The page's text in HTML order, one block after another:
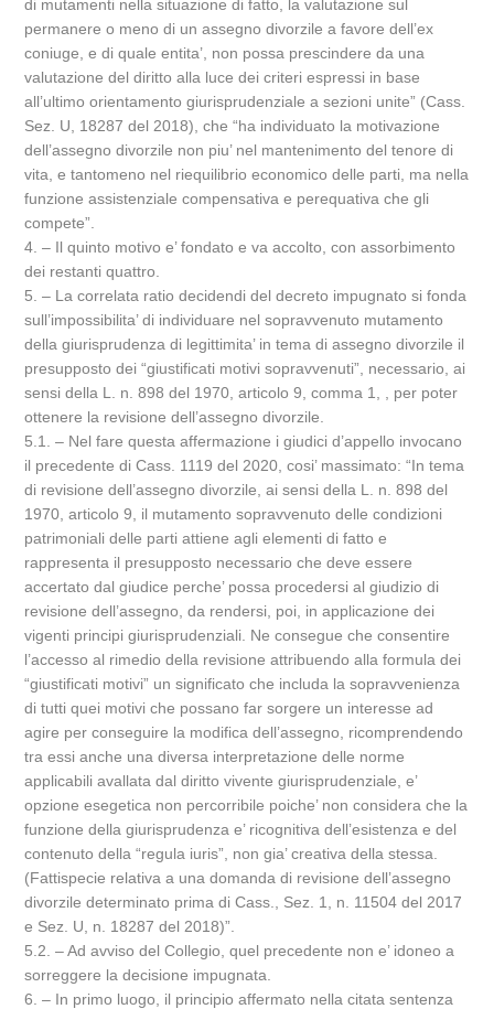
di mutamenti nella situazione di fatto, la valutazione sul
permanere o meno di un assegno divorzile a favore dell’ex
coniuge, e di quale entita’, non possa prescindere da una
valutazione del diritto alla luce dei criteri espressi in base
all’ultimo orientamento giurisprudenziale a sezioni unite” (Cass.
Sez. U, 18287 del 2018), che “ha individuato la motivazione
dell’assegno divorzile non piu’ nel mantenimento del tenore di
vita, e tantomeno nel riequilibrio economico delle parti, ma nella
funzione assistenziale compensativa e perequativa che gli
compete”.
4. – Il quinto motivo e’ fondato e va accolto, con assorbimento
dei restanti quattro.
5. – La correlata ratio decidendi del decreto impugnato si fonda
sull’impossibilita’ di individuare nel sopravvenuto mutamento
della giurisprudenza di legittimita’ in tema di assegno divorzile il
presupposto dei “giustificati motivi sopravvenuti”, necessario, ai
sensi della L. n. 898 del 1970, articolo 9, comma 1, , per poter
ottenere la revisione dell’assegno divorzile.
5.1. – Nel fare questa affermazione i giudici d’appello invocano
il precedente di Cass. 1119 del 2020, cosi’ massimato: “In tema
di revisione dell’assegno divorzile, ai sensi della L. n. 898 del
1970, articolo 9, il mutamento sopravvenuto delle condizioni
patrimoniali delle parti attiene agli elementi di fatto e
rappresenta il presupposto necessario che deve essere
accertato dal giudice perche’ possa procedersi al giudizio di
revisione dell’assegno, da rendersi, poi, in applicazione dei
vigenti principi giurisprudenziali. Ne consegue che consentire
l’accesso al rimedio della revisione attribuendo alla formula dei
“giustificati motivi” un significato che includa la sopravvenienza
di tutti quei motivi che possano far sorgere un interesse ad
agire per conseguire la modifica dell’assegno, ricomprendendo
tra essi anche una diversa interpretazione delle norme
applicabili avallata dal diritto vivente giurisprudenziale, e’
opzione esegetica non percorribile poiche’ non considera che la
funzione della giurisprudenza e’ ricognitiva dell’esistenza e del
contenuto della “regula iuris”, non gia’ creativa della stessa.
(Fattispecie relativa a una domanda di revisione dell’assegno
divorzile determinato prima di Cass., Sez. 1, n. 11504 del 2017
e Sez. U, n. 18287 del 2018)”.
5.2. – Ad avviso del Collegio, quel precedente non e’ idoneo a
sorreggere la decisione impugnata.
6. – In primo luogo, il principio affermato nella citata sentenza